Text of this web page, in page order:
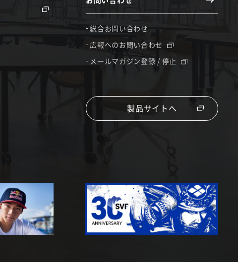
総合お問い合わせ
広報へのお問い合わせ
メールマガジン登録 / 停止
製品サイトへ